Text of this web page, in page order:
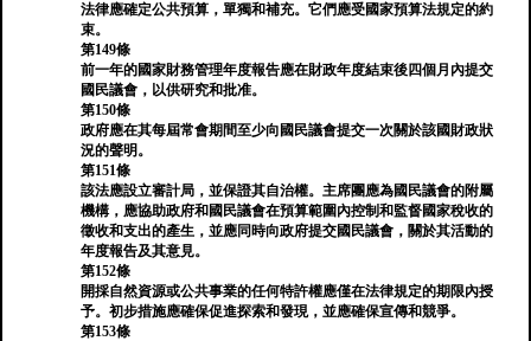
法律應確定公共預算，單獨和補充。它們應受國家預算法規定的約
束。
第149條
前一年的國家財務管理年度報告應在財政年度結束後四個月內提交
國民議會，以供研究和批准。
第150條
政府應在其每屆常會期間至少向國民議會提交一次關於該國財政狀
況的聲明。
第151條
該法應設立審計局，並保證其自治權。主席團應為國民議會的附屬
機構，應協助政府和國民議會在預算範圍內控制和監督國家稅收的
徵收和支出的產生，並應同時向政府提交國民議會，關於其活動的
年度報告及其意見。
第152條
開採自然資源或公共事業的任何特許權應僅在法律規定的期限內授
予。初步措施應確保促進探索和發現，並應確保宣傳和競爭。
第153條